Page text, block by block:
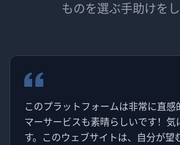
ものを選ぶ手助けを
このプラットフォームは非常に直感
マーサービスも素晴らしいです！気
す。このウェブサイトは、自分が望